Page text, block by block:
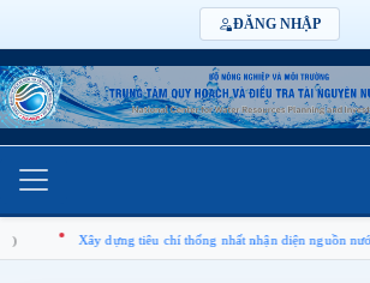
ĐĂNG NHẬP
dựng tiêu chí thống nhất nhận diện nguồn nước ô nhiễm, suy